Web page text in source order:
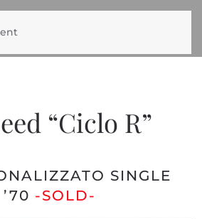
“Ciclo R”
SINGLE
-SOLD-